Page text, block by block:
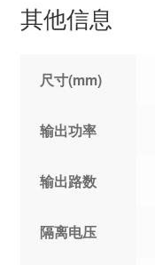
其他信息
尺寸(mm)
输出功率
输出路数
隔离电压